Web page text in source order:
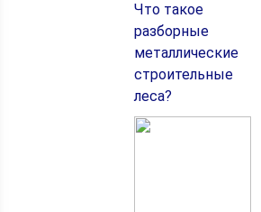
Что такое
разборные
металлические
строительные
леса?